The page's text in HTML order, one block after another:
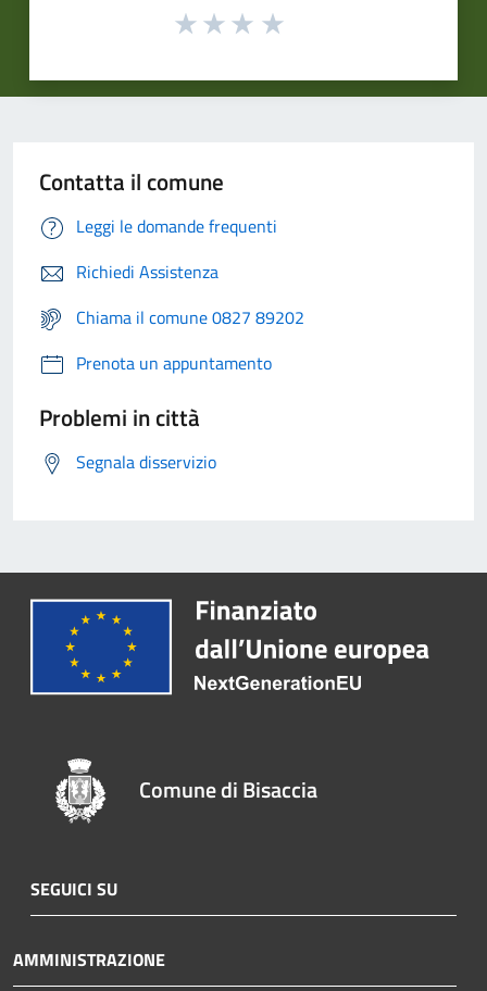
Contatta il comune
Leggi le domande frequenti
Richiedi Assistenza
Chiama il comune 0827 89202
Prenota un appuntamento
Problemi in città
Segnala disservizio
Comune di Bisaccia
SEGUICI SU
AMMINISTRAZIONE